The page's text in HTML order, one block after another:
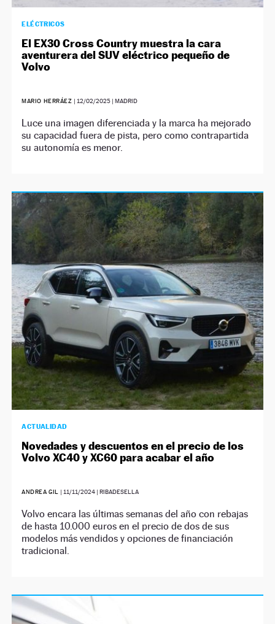
ELÉCTRICOS
El EX30 Cross Country muestra la cara
aventurera del SUV eléctrico pequeño de
Volvo
MARIO HERRÁEZ | 12/02/2025| MADRID
Luce una imagen diferenciada y la marca ha mejorado
su capacidad fuera de pista, pero como contrapartida
su autonomía es menor.
ACTUALIDAD
Novedades y descuentos en el precio de los
Volvo XC40 y XC60 para acabar el año
ANDREA GIL | 11/11/2024| RIBADESELLA
Volvo encara las últimas semanas del año con rebajas
de hasta 10.000 euros en el precio de dos de sus
modelos más vendidos y opciones de financiación
tradicional.